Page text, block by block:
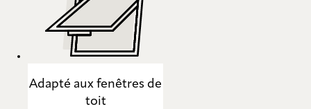
Adapté aux fenêtres de
toit